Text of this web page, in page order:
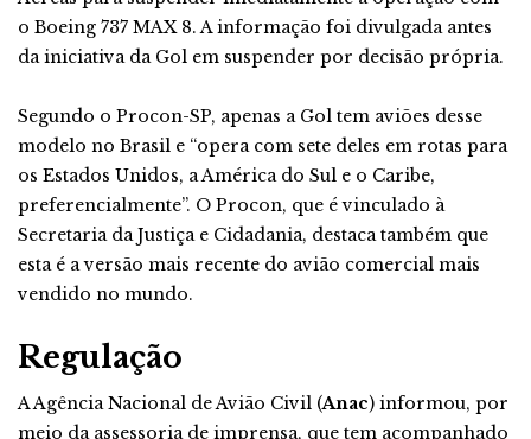
o Boeing 737 MAX 8. A informação foi divulgada antes
da iniciativa da Gol em suspender por decisão própria.
Segundo o Procon-SP, apenas a Gol tem aviões desse
modelo no Brasil e “opera com sete deles em rotas para
os Estados Unidos, a América do Sul e o Caribe,
preferencialmente”. O Procon, que é vinculado à
Secretaria da Justiça e Cidadania, destaca também que
esta é a versão mais recente do avião comercial mais
vendido no mundo.
Regulação
A Agência Nacional de Avião Civil (Anac) informou, por
meio da assessoria de imprensa, que tem acompanhado